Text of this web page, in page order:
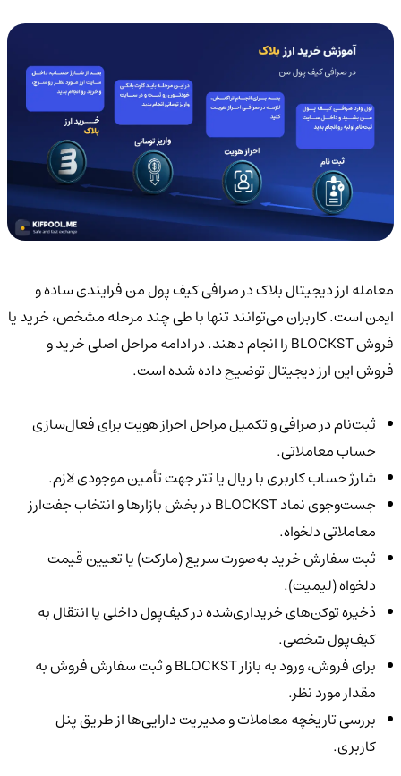
معامله ارز دیجیتال بلاک‌ در صرافی کیف پول من فرایندی ساده و
ایمن است. کاربران می‌توانند تنها با طی چند مرحله مشخص، خرید یا
فروش BLOCKST را انجام دهند. در ادامه مراحل اصلی خرید و
فروش این ارز دیجیتال توضیح داده شده است.
ثبت‌نام در صرافی و تکمیل مراحل احراز هویت برای فعال‌سازی
حساب معاملاتی.
شارژ حساب کاربری با ریال یا تتر جهت تأمین موجودی لازم.
جست‌وجوی نماد BLOCKST در بخش بازارها و انتخاب جفت‌ارز
معاملاتی دلخواه.
ثبت سفارش خرید به‌صورت سریع (مارکت) یا تعیین قیمت
دلخواه (لیمیت).
ذخیره توکن‌های خریداری‌شده در کیف‌پول داخلی یا انتقال به
کیف‌پول شخصی.
برای فروش، ورود به بازار BLOCKST و ثبت سفارش فروش به
مقدار مورد نظر.
بررسی تاریخچه معاملات و مدیریت دارایی‌ها از طریق پنل
کاربری.